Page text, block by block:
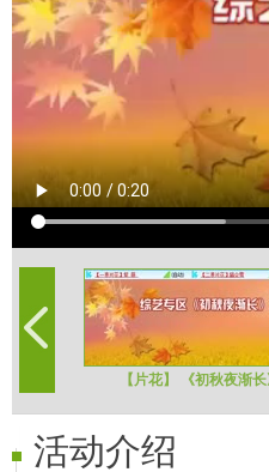
【片花】 《初秋夜渐
活动介绍